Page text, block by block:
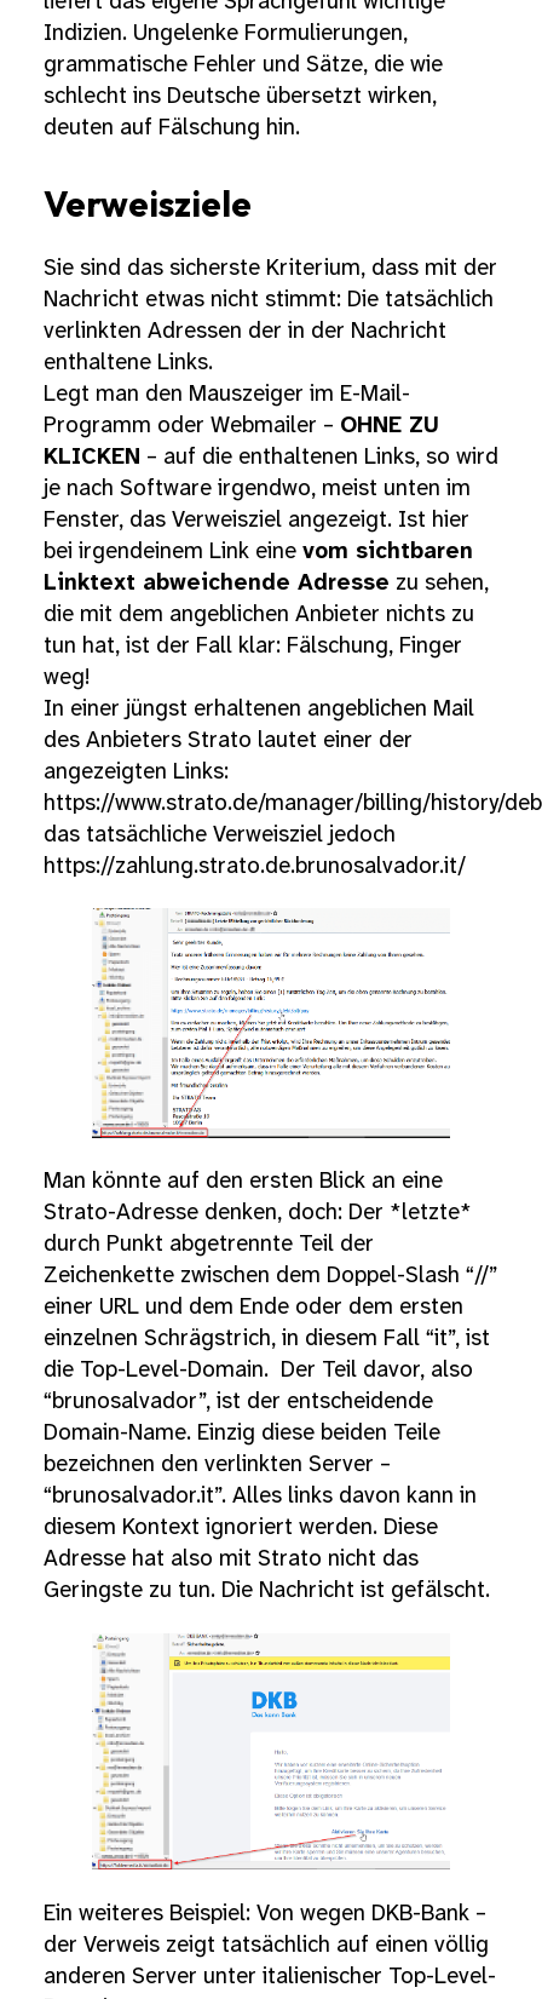
Indizien. Ungelenke Formulierungen,
grammatische Fehler und Sätze, die wie
schlecht ins Deutsche übersetzt wirken,
deuten auf Fälschung hin.
Verweisziele
Sie sind das sicherste Kriterium, dass mit der
Nachricht etwas nicht stimmt: Die tatsächlich
verlinkten Adressen der in der Nachricht
enthaltene Links.
Legt man den Mauszeiger im E-Mail-
Programm oder Webmailer – OHNE ZU
KLICKEN – auf die enthaltenen Links, so wird
je nach Software irgendwo, meist unten im
Fenster, das Verweisziel angezeigt. Ist hier
bei irgendeinem Link eine vom sichtbaren
Linktext abweichende Adresse zu sehen,
die mit dem angeblichen Anbieter nichts zu
tun hat, ist der Fall klar: Fälschung, Finger
weg!
In einer jüngst erhaltenen angeblichen Mail
des Anbieters Strato lautet einer der
angezeigten Links:
https://www.strato.de/manager/billing/history/
das tatsächliche Verweisziel jedoch
https://zahlung.strato.de.brunosalvador.it/
Man könnte auf den ersten Blick an eine
Strato-Adresse denken, doch: Der *letzte*
durch Punkt abgetrennte Teil der
Zeichenkette zwischen dem Doppel-Slash “//”
einer URL und dem Ende oder dem ersten
einzelnen Schrägstrich, in diesem Fall “it”, ist
die Top-Level-Domain. Der Teil davor, also
“brunosalvador”, ist der entscheidende
Domain-Name. Einzig diese beiden Teile
bezeichnen den verlinkten Server –
“brunosalvador.it”. Alles links davon kann in
diesem Kontext ignoriert werden. Diese
Adresse hat also mit Strato nicht das
Geringste zu tun. Die Nachricht ist gefälscht.
Ein weiteres Beispiel: Von wegen DKB-Bank –
der Verweis zeigt tatsächlich auf einen völlig
anderen Server unter italienischer Top-Level-